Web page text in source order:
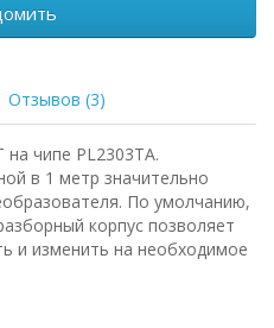
Отзывов (3)
на чипе PL2303TA.
в 1 метр значительно
По умолчанию,
корпус позволяет
и изменить на необходимое